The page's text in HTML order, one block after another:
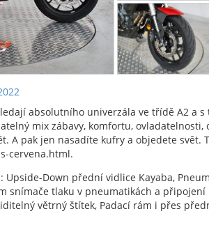
absolutního univerzála ve třídě A2 a
mix zábavy, komfortu,
A pak jen nasadíte kufry a objedete svět.
cervena.html.
Down přední vidlice Kayaba,
snímače tlaku v pneumatikách a připojení
větrný štítek, Padací rám i přes